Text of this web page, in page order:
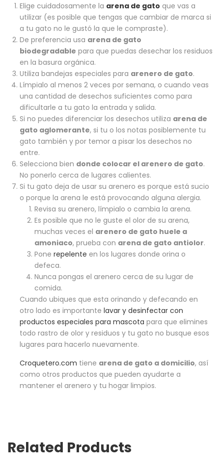
Elige cuidadosamente la arena de gato que vas a
utilizar (es posible que tengas que cambiar de marca si
a tu gato no le gustó la que le compraste).
De preferencia usa arena de gato
biodegradable para que puedas desechar los residuos
en la basura orgánica.
Utiliza bandejas especiales para arenero de gato.
Límpialo al menos 2 veces por semana, o cuando veas
una cantidad de desechos suficientes como para
dificultarle a tu gato la entrada y salida.
Si no puedes diferenciar los desechos utiliza arena de
gato aglomerante, si tu o los notas posiblemente tu
gato también y por temor a pisar los desechos no
entre.
Selecciona bien donde colocar el arenero de gato.
No ponerlo cerca de lugares calientes.
Si tu gato deja de usar su arenero es porque está sucio
o porque la arena le está provocando alguna alergia.
Revisa su arenero, límpialo o cambia la arena.
Es posible que no le guste el olor de su arena,
muchas veces el arenero de gato huele a
amoniaco, prueba con arena de gato antiolor.
Pone repelente en los lugares donde orina o
defeca.
Nunca pongas el arenero cerca de su lugar de
comida.
Cuando ubiques que esta orinando y defecando en
otro lado es importante lavar y desinfectar con
productos especiales para mascota para que elimines
todo rastro de olor y residuos y tu gato no busque esos
lugares para hacerlo nuevamente.
Croquetero.com tiene arena de gato a domicilio, así
como otros productos que pueden ayudarte a
mantener el arenero y tu hogar limpios.
Related Products